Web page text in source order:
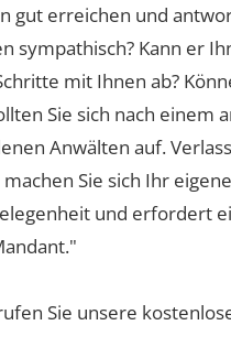
gut erreichen und
sympathisch? Kann er
mit Ihnen ab?
Sie sich nach einem
Anwälten auf.
Sie sich Ihr
und erfordert
Sie unsere